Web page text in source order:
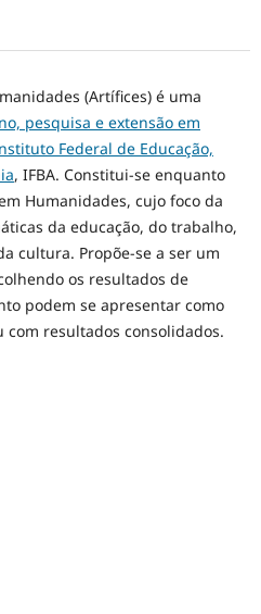
(Artífices) é uma
pesquisa e extensão em
Federal de Educação,
, IFBA. Constitui-se enquanto
Humanidades, cujo foco da
da educação, do trabalho,
cultura. Propõe-se a ser um
os resultados de
podem se apresentar como
resultados consolidados.